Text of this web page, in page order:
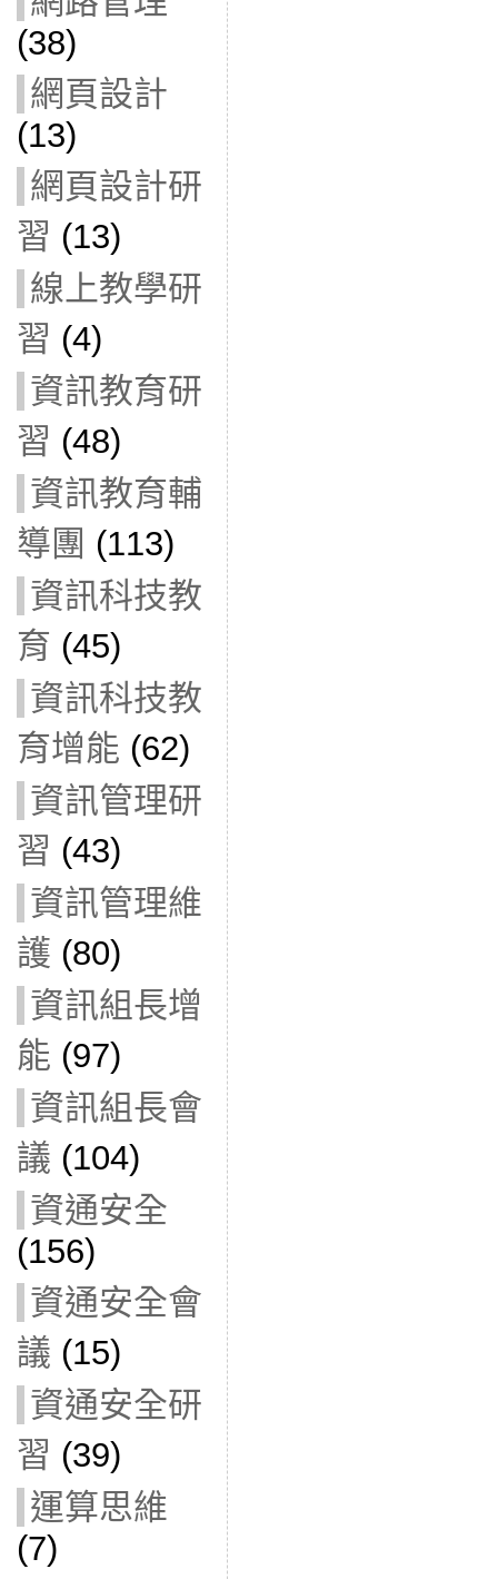
(38)
網頁設計
(13)
網頁設計研
習 (13)
線上教學研
習 (4)
資訊教育研
習 (48)
資訊教育輔
導團 (113)
資訊科技教
育 (45)
資訊科技教
育增能 (62)
資訊管理研
習 (43)
資訊管理維
護 (80)
資訊組長增
能 (97)
資訊組長會
議 (104)
資通安全
(156)
資通安全會
議 (15)
資通安全研
習 (39)
運算思維
(7)